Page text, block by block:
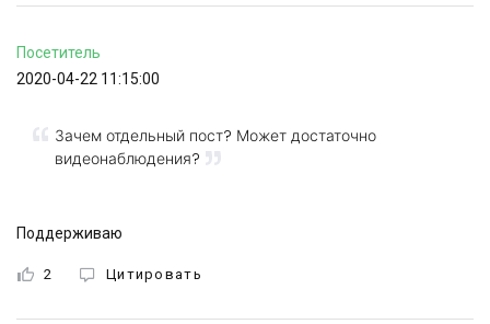
Посетитель
2020-04-22 11:15:00
Зачем отдельный пост? Может достаточно
видеонаблюдения?
Поддерживаю
2 Цитировать